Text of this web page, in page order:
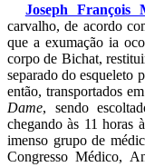
Joseph François
carvalho, de acordo
que a exumação ia
corpo de Bichat,
separado do esqueleto
então, transportados
Dame, sendo
chegando às 11 horas
imenso grupo de
Congresso Médico,